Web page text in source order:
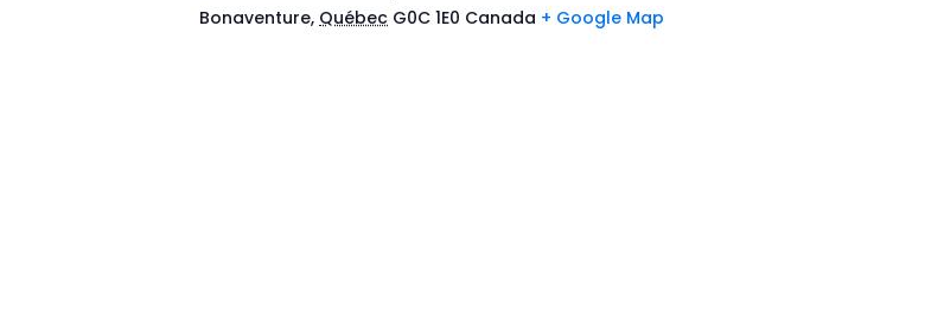
Bonaventure, Québec G0C 1E0 Canada + Google Map